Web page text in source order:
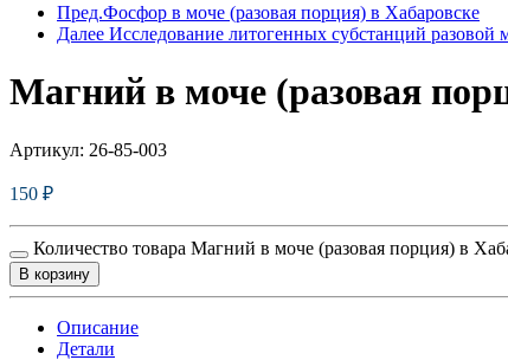
Пред.Фосфор в моче (разовая порция) в Хабаровске
Далее Исследование литогенных субстанций разовой
Магний в моче (разовая
Артикул: 26-85-003
150 ₽
Количество товара Магний в моче (разовая порция) в
В корзину
Описание
Детали